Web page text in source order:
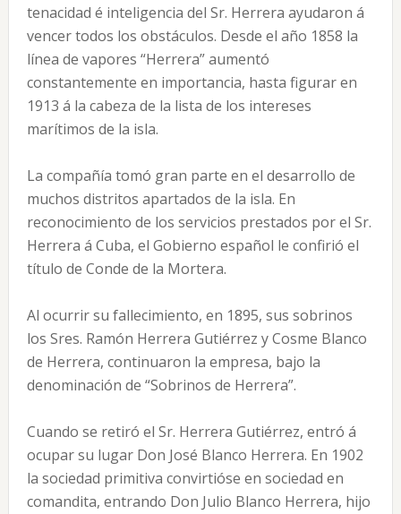
tenacidad é inteligencia del Sr. Herrera ayudaron á
vencer todos los obstáculos. Desde el año 1858 la
línea de vapores “Herrera” aumentó
constantemente en importancia, hasta figurar en
1913 á la cabeza de la lista de los intereses
marítimos de la isla.
La compañía tomó gran parte en el desarrollo de
muchos distritos apartados de la isla. En
reconocimiento de los servicios prestados por el Sr.
Herrera á Cuba, el Gobierno español le confirió el
título de Conde de la Mortera.
Al ocurrir su fallecimiento, en 1895, sus sobrinos
los Sres. Ramón Herrera Gutiérrez y Cosme Blanco
de Herrera, continuaron la empresa, bajo la
denominación de “Sobrinos de Herrera”.
Cuando se retiró el Sr. Herrera Gutiérrez, entró á
ocupar su lugar Don José Blanco Herrera. En 1902
la sociedad primitiva convirtióse en sociedad en
comandita, entrando Don Julio Blanco Herrera, hijo